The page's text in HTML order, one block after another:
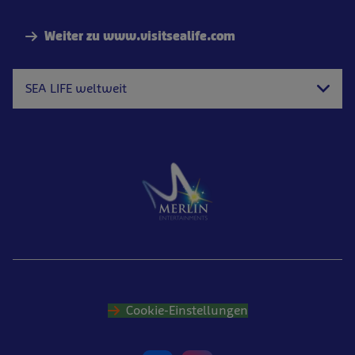
Weiter zu www.visitsealife.com
SEA LIFE weltweit
Cookie-Einstellungen